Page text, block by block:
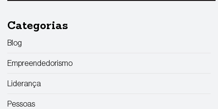
Categorias
Blog
Empreendedorismo
Liderança
Pessoas